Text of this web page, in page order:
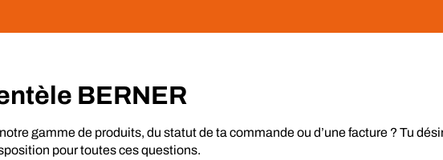
BERNER
gamme de produits, du statut de ta commande ou d’une facture ? Tu
pour toutes ces questions.